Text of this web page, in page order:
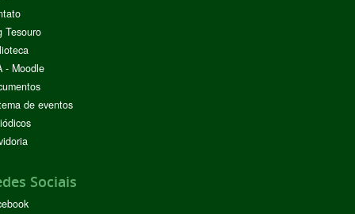
Tesouro
- Moodle
de eventos
Sociais